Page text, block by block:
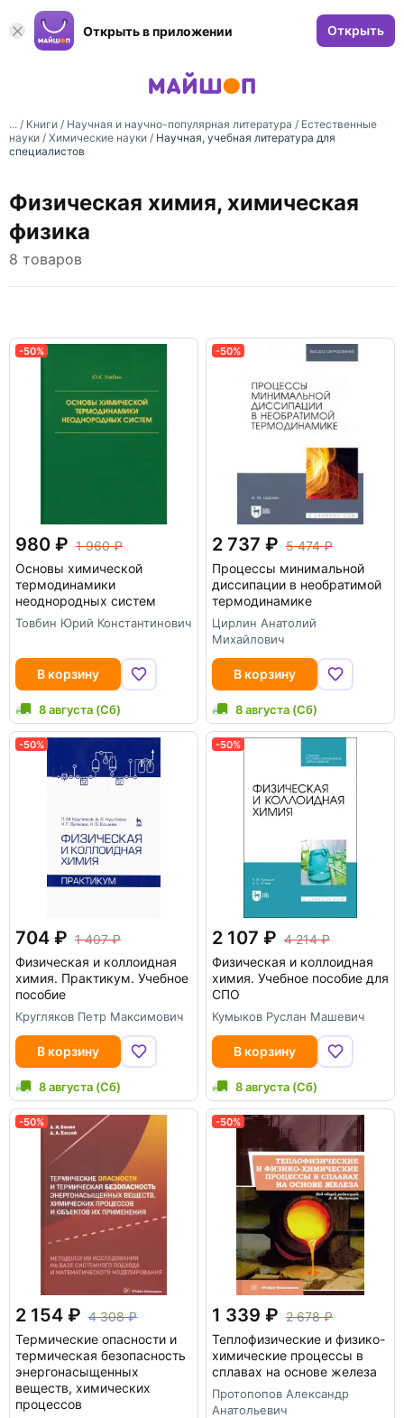
Открыть в приложении Открыть
... / Книги / Научная и научно-популярная литература / Естественные
науки / Химические науки / Научная, учебная литература для
специалистов
Физическая химия, химическая
физика
8 товаров
-50%
980
1 960
Основы химической
термодинамики
неоднородных систем
Товбин Юрий Константинович
В корзину
8 августа (Сб)
-50%
2 737
5 474
Процессы минимальной
диссипации в необратимой
термодинамике
Цирлин Анатолий
Михайлович
В корзину
8 августа (Сб)
-50%
704
1 407
Физическая и коллоидная
химия. Практикум. Учебное
пособие
Кругляков Петр Максимович
В корзину
8 августа (Сб)
-50%
2 107
4 214
Физическая и коллоидная
химия. Учебное пособие для
СПО
Кумыков Руслан Машевич
В корзину
8 августа (Сб)
-50%
2 154
4 308
Термические опасности и
термическая безопасность
энергонасыщенных
веществ, химических
процессов
-50%
1 339
2 678
Теплофизические и физико-
химические процессы в
сплавах на основе железа
Протопопов Александр
Анатольевич